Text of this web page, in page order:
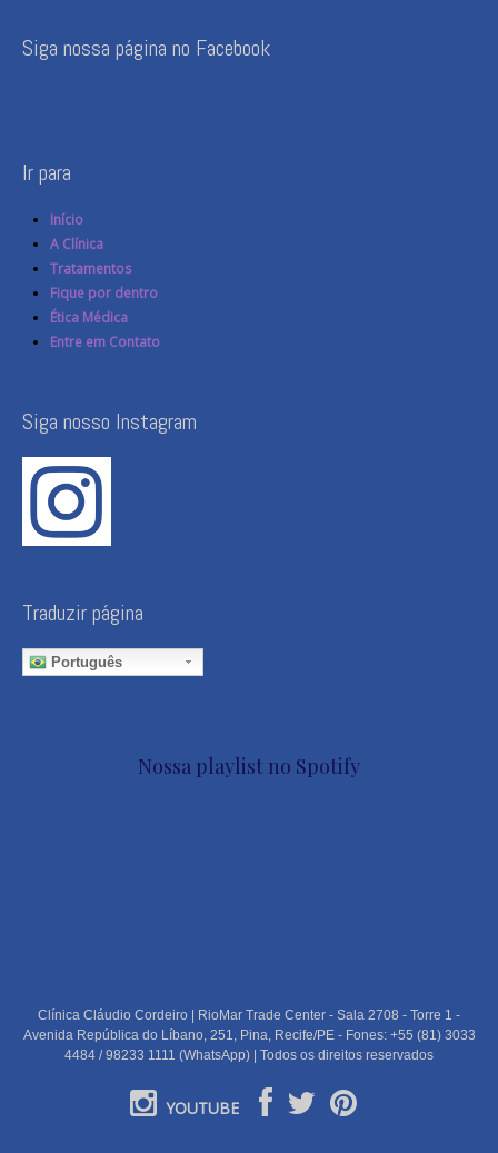
Siga nossa página no Facebook
Ir para
Início
A Clínica
Tratamentos
Fique por dentro
Ética Médica
Entre em Contato
Siga nosso Instagram
Traduzir página
Português
Nossa playlist no Spotify
Clínica Cláudio Cordeiro | RioMar Trade Center - Sala 2708 - Torre 1 -
Avenida República do Líbano, 251, Pina, Recife/PE - Fones: +55 (81) 3033
4484 / 98233 1111 (WhatsApp) | Todos os direitos reservados
YOUTUBE